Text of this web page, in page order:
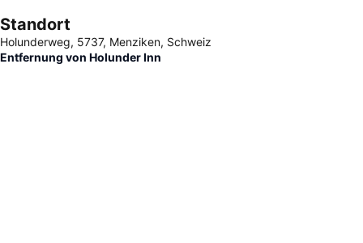
Standort
Holunderweg, 5737, Menziken, Schweiz
Entfernung von Holunder Inn